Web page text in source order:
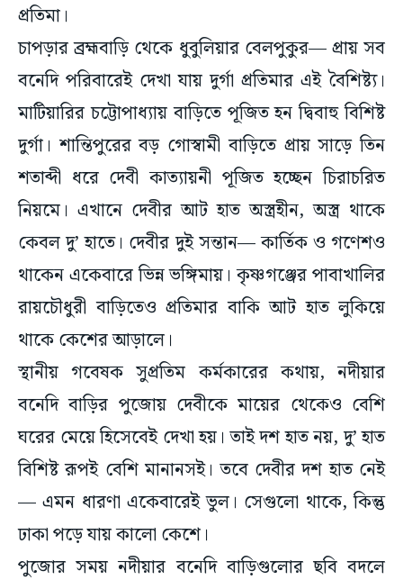
প্রতিমা।
চাপড়ার ব্রহ্মবাড়ি থেকে ধুবুলিয়ার বেলপুকুর— প্রায় সব
বনেদি পরিবারেই দেখা যায় দুর্গা প্রতিমার এই বৈশিষ্ট্য।
মাটিয়ারির চট্টোপাধ্যায় বাড়িতে পূজিত হন দ্বিবাহু বিশিষ্ট
দুর্গা। শান্তিপুরের বড় গোস্বামী বাড়িতে প্রায় সাড়ে তিন
শতাব্দী ধরে দেবী কাত্যায়নী পূজিত হচ্ছেন চিরাচরিত
নিয়মে। এখানে দেবীর আট হাত অস্ত্রহীন, অস্ত্র থাকে
কেবল দু’ হাতে। দেবীর দুই সন্তান— কার্তিক ও গণেশও
থাকেন একেবারে ভিন্ন ভঙ্গিমায়। কৃষ্ণগঞ্জের পাবাখালির
রায়চৌধুরী বাড়িতেও প্রতিমার বাকি আট হাত লুকিয়ে
থাকে কেশের আড়ালে।
স্থানীয় গবেষক সুপ্রতিম কর্মকারের কথায়, নদীয়ার
বনেদি বাড়ির পুজোয় দেবীকে মায়ের থেকেও বেশি
ঘরের মেয়ে হিসেবেই দেখা হয়। তাই দশ হাত নয়, দু’ হাত
বিশিষ্ট রূপই বেশি মানানসই। তবে দেবীর দশ হাত নেই
— এমন ধারণা একেবারেই ভুল। সেগুলো থাকে, কিন্তু
ঢাকা পড়ে যায় কালো কেশে।
পুজোর সময় নদীয়ার বনেদি বাড়িগুলোর ছবি বদলে